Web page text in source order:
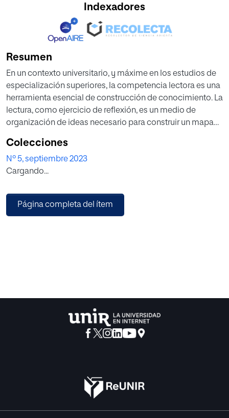
Indexadores
Resumen
En un contexto universitario, y máxime en los estudios de
especialización superiores, la competencia lectora es una
herramienta esencial de construcción de conocimiento. La
lectura, como ejercicio de reflexión, es un medio de
organización de ideas necesario para construir un mapa
necesidad de aprendizaje. Cuando leemos
intencionalmente con una motivación indagadora,
amplificamos el territorio de comprensiones, lo que nos
manejar e inferir nuevas proposiciones y profundizar en
otras áreas de conocimiento desde una visión de conjunto
Colecciones
Nº 5, septiembre 2023
Cargando...
Página completa del ítem